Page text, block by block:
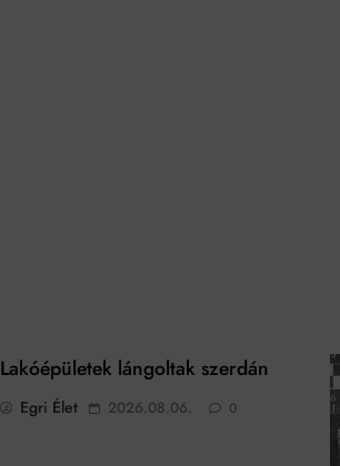
Lakóépületek lángoltak szerdán
Egri Élet 2026.08.06. 0